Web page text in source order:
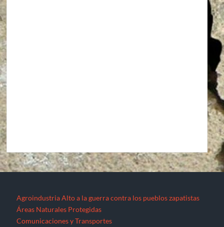
Agroindustria Alto a la guerra contra los pueblos zapatistas
Áreas Naturales Protegidas
Comunicaciones y Transportes